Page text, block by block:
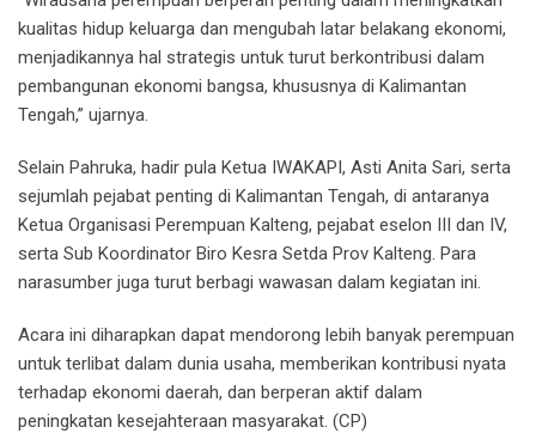
kualitas hidup keluarga dan mengubah latar belakang ekonomi,
menjadikannya hal strategis untuk turut berkontribusi dalam
pembangunan ekonomi bangsa, khususnya di Kalimantan
Tengah,” ujarnya.
Selain Pahruka, hadir pula Ketua IWAKAPI, Asti Anita Sari, serta
sejumlah pejabat penting di Kalimantan Tengah, di antaranya
Ketua Organisasi Perempuan Kalteng, pejabat eselon III dan IV,
serta Sub Koordinator Biro Kesra Setda Prov Kalteng. Para
narasumber juga turut berbagi wawasan dalam kegiatan ini.
Acara ini diharapkan dapat mendorong lebih banyak perempuan
untuk terlibat dalam dunia usaha, memberikan kontribusi nyata
terhadap ekonomi daerah, dan berperan aktif dalam
peningkatan kesejahteraan masyarakat. (CP)